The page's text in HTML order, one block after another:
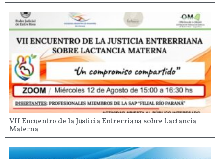
VII Encuentro de la Justicia Entrerriana sobre Lactancia
Materna